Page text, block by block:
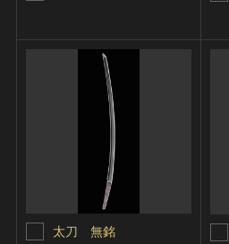
太刀 無銘